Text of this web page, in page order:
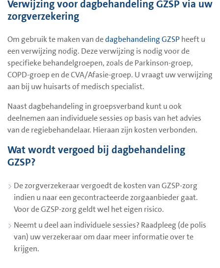
Verwijzing voor dagbehandeling GZSP via uw
zorgverzekering
Om gebruik te maken van dedagbehandeling GZSPheeft u
een verwijzing nodig. Deze verwijzing is nodig voor de
specifieke behandelgroepen, zoals de Parkinson-groep,
COPD-groep en de CVA/Afasie-groep. U vraagt uw verwijzing
aan bij uw huisarts of medisch specialist.
Naast dagbehandeling in groepsverband kunt u ook
deelnemen aan individuele sessies op basis van het advies
van de regiebehandelaar. Hieraan zijn kosten verbonden.
Wat wordt vergoed bij dagbehandeling
GZSP?
De zorgverzekeraar vergoedt de kosten van GZSP-zorg
indien u naar een gecontracteerde zorgaanbieder gaat.
Voor de GZSP-zorg geldt wel het eigen risico.
Neemt u deel aan individuele sessies? Raadpleeg (de polis
van) uw verzekeraar om daar meer informatie over te
krijgen.